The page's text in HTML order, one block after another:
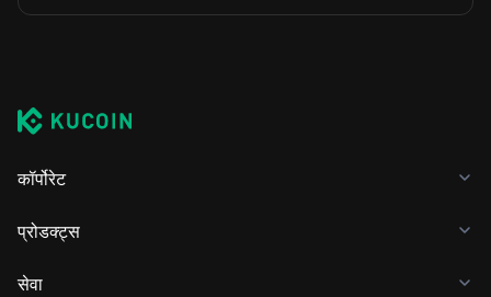
कॉर्पोरेट
प्रोडक्ट्स
सेवा